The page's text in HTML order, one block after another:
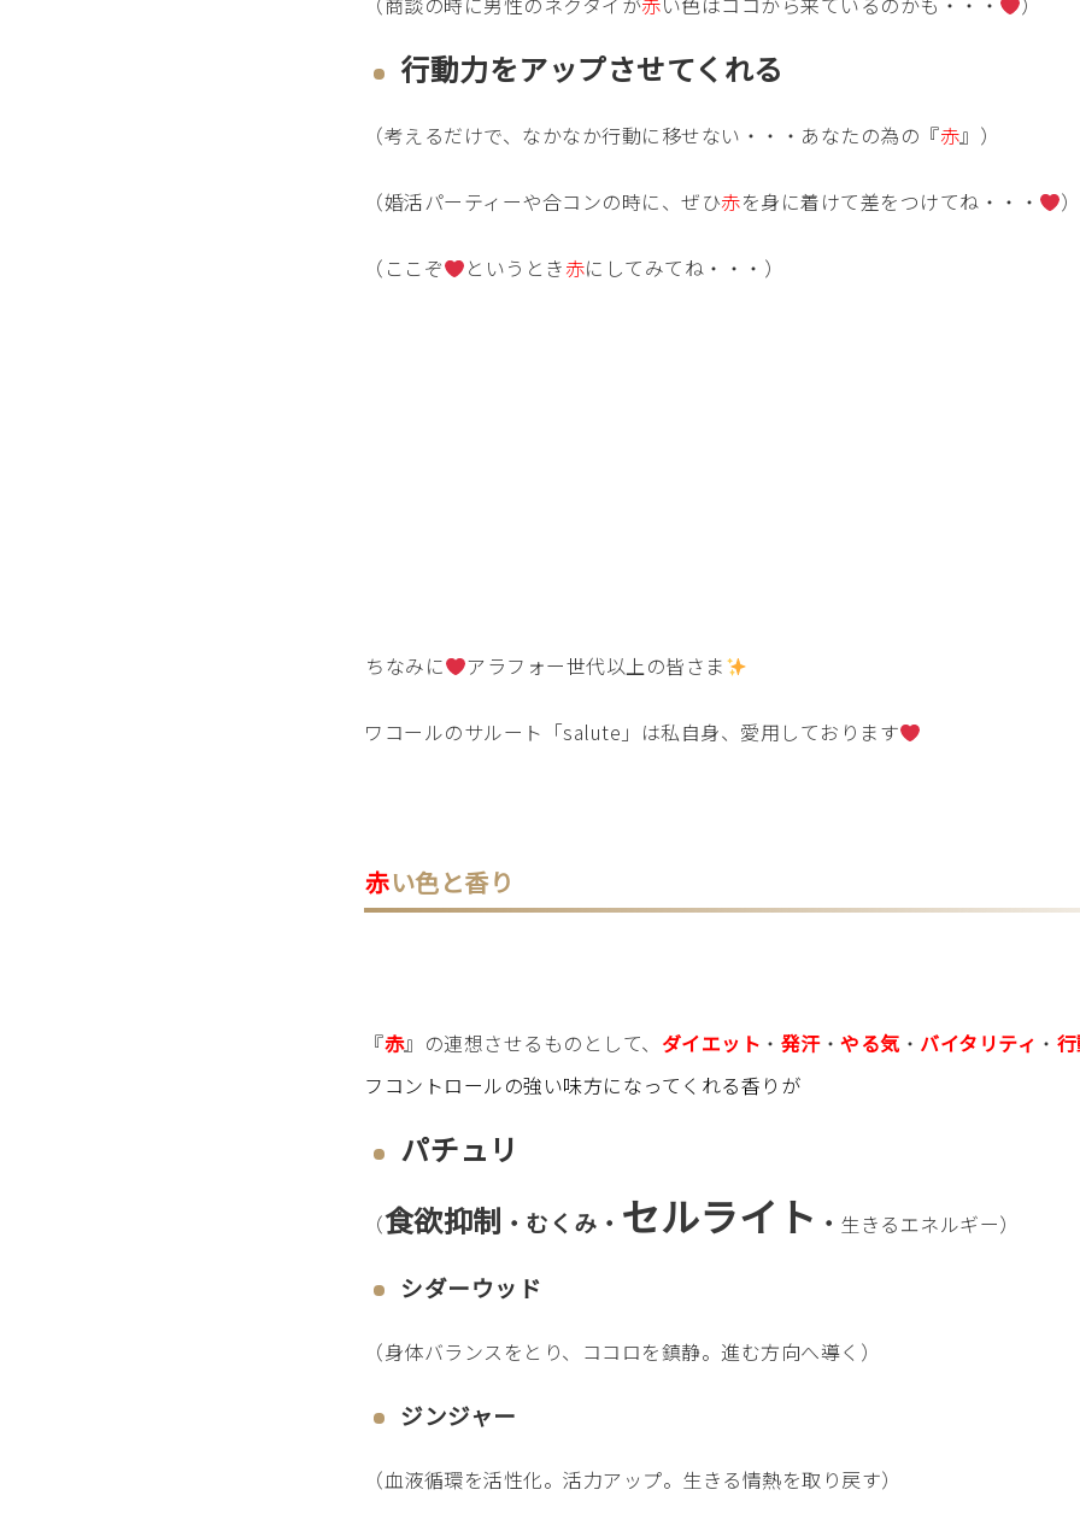
行動力をアップさせてくれる
（考えるだけで、なかなか行動に移せない・・・あなたの為の『赤』）
（婚活パーティーや合コンの時に、ぜひ赤を身に着けて差をつけてね・・・ ）
（ここぞ というとき赤にしてみてね・・・）
ちなみに アラフォー世代以上の皆さま
ワコールのサルート「salute」は私自身、愛用しております
赤い色と香り
『赤』の連想させるものとして、 ダイエット ・ 発汗・ やる気 ・ バイタリティ ・
フコントロールの強い味方になってくれる香りが
パチュリ
（食欲抑制 ・むくみ・ セルライト ・ 生きるエネルギー）
シダーウッド
（身体バランスをとり、ココロを鎮静。進む方向へ導く）
ジンジャー
（血液循環を活性化。活力アップ。生きる情熱を取り戻す）